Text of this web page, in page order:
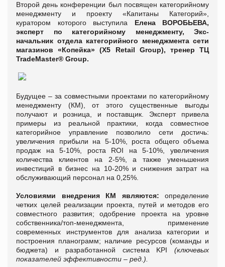
Второй день конференции был посвящен категорийному
менеджменту и проекту «Капитаны Категорий»,
куратором которого выступила Елена ВОРОБЬЕВА,
эксперт по категорийному менеджменту, Экс-
начальник отдела категорийного менеджмента сети
магазинов «Копейка» (X5 Retail Group), тренер ТЦ
TradeMaster® Group.
Будущее – за совместными проектами по категорийному
менеджменту (КМ), от этого существенные выгоды
получают и розница, и поставщик. Эксперт привела
примеры из реальной практики, когда совместное
категорийное управление позволило сети достичь:
увеличения прибыли на 5-10%, роста общего объема
продаж на 5-10%, роста ROI на 5-10%, увеличения
количества клиентов на 2-5%, а также уменьшения
инвестиций в бизнес на 10-20% и снижения затрат на
обслуживающий персонал на 0,25%.
Условиями внедрения КМ являются: определение
четких целей реализации проекта, путей и методов его
совместного развития; одобрение проекта на уровне
собственника/топ-менеджмента, применение
современных инструментов для анализа категории и
построения планограмм; наличие ресурсов (команды и
бюджета) и разработанной система KPI (ключевых
показателей эффективности – ред.).